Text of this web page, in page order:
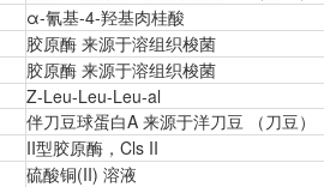
α-氰基-4-羟基肉桂酸
胶原酶 来源于溶组织梭菌
胶原酶 来源于溶组织梭菌
Z-Leu-Leu-Leu-al
伴刀豆球蛋白A 来源于洋刀豆 （刀豆）
II型胶原酶，Cls II
硫酸铜(II) 溶液